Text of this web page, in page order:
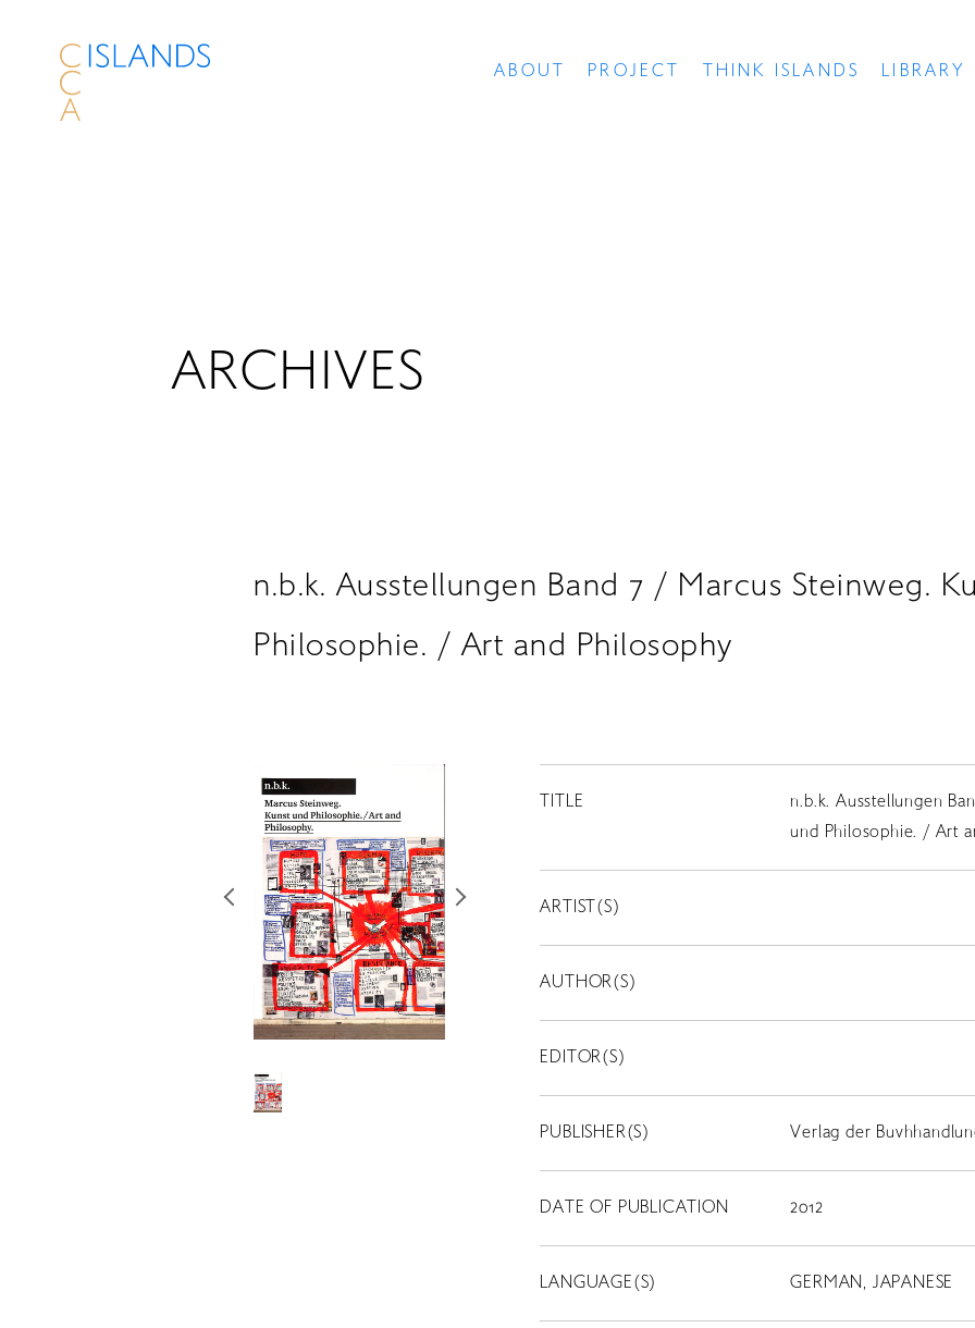
ABOUT PROJECT THINK ISLANDS LIBRARY
ARCHIVES
n.b.k. Ausstellungen Band 7 / Marcus Steinweg.
Philosophie. / Art and Philosophy
TITLE
n.b.k. Ausstellungen
und Philosophie. / Art
ARTIST(S)
AUTHOR(S)
EDITOR(S)
PUBLISHER(S) Verlag der
DATE OF PUBLICATION 2012
LANGUAGE(S) GERMAN, JAPANESE